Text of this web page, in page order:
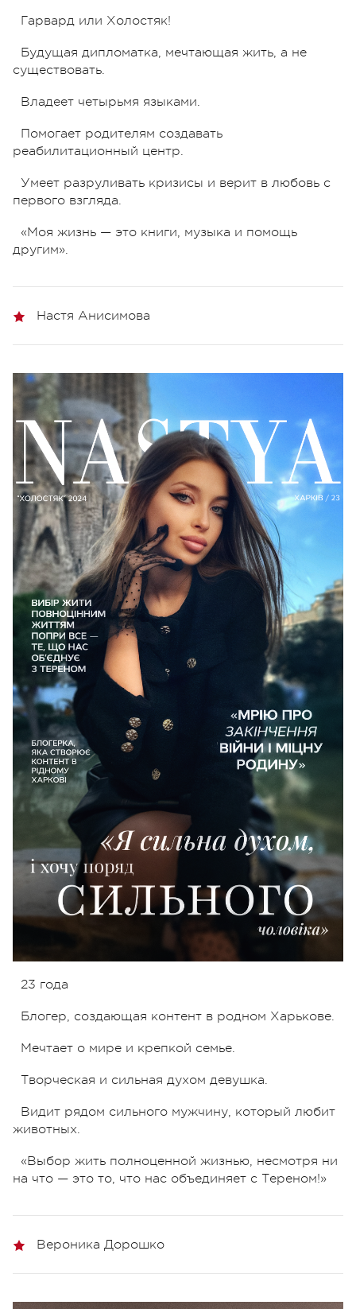
Гарвард или Холостяк!
Будущая дипломатка, мечтающая жить, а не
существовать.
Владеет четырьмя языками.
Помогает родителям создавать
реабилитационный центр.
Умеет разруливать кризисы и верит в любовь с
первого взгляда.
«Моя жизнь — это книги, музыка и помощь
другим».
Настя Анисимова
23 года
Блогер, создающая контент в родном Харькове.
Мечтает о мире и крепкой семье.
Творческая и сильная духом девушка.
Видит рядом сильного мужчину, который любит
животных.
«Выбор жить полноценной жизнью, несмотря ни
на что — это то, что нас объединяет с Тереном!»
Вероника Дорошко